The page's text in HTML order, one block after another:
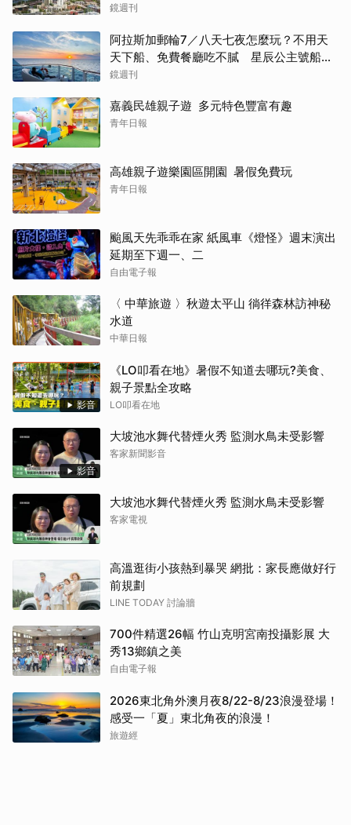
鏡週刊
阿拉斯加郵輪7／八天七夜怎麼玩？不用天
天下船、免費餐廳吃不膩 星辰公主號船上
一日生活公開
鏡週刊
嘉義民雄親子遊 多元特色豐富有趣
青年日報
高雄親子遊樂園區開園 暑假免費玩
青年日報
颱風天先乖乖在家 紙風車《燈怪》週末演出
延期至下週一、二
自由電子報
〈 中華旅遊 〉秋遊太平山 徜徉森林訪神秘
水道
中華日報
影音
《LO叩看在地》暑假不知道去哪玩?美食、
親子景點全攻略
LO叩看在地
影音
大坡池水舞代替煙火秀 監測水鳥未受影響
客家新聞影音
大坡池水舞代替煙火秀 監測水鳥未受影響
客家電視
高溫逛街小孩熱到暴哭 網批：家長應做好行
前規劃
LINE TODAY 討論牆
700件精選26幅 竹山克明宮南投攝影展 大
秀13鄉鎮之美
自由電子報
2026東北角外澳月夜8/22-8/23浪漫登場！
感受一「夏」東北角夜的浪漫！
旅遊經